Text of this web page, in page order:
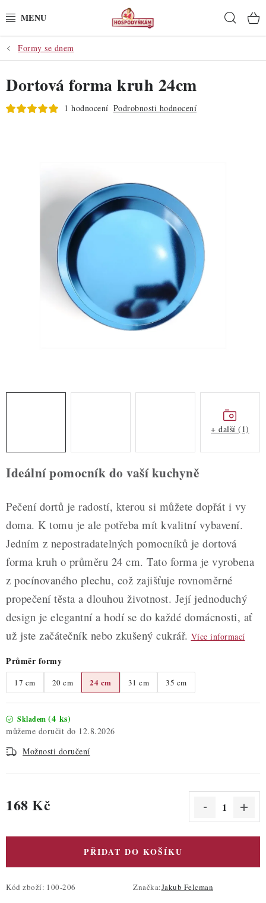
na
POTŘEBY
POMŮCKY
SUROVINY
POCHUTINY
ZDRAVÉ PEČENÍ
DÁRKOVÉ POUKAZY
TÉMATICKÉ PRODUKTY
NOVÉ ZBOŽÍ
Nepřevzetí zásilky na dobírku
Obchodní podmínky
Hodnocení obchodu
Blog
Moje objednávka
Formy se dnem
Ideální pomocník do vaší kuchyně
Pečení dortů je radostí, kterou si můžete dopřát i vy
doma. K tomu je ale potřeba mít kvalitní vybavení.
Jedním z nepostradatelných pomocníků je dortová
forma kruh o průměru 24 cm. Tato forma je vyrobena
z pocínovaného plechu, což zajišťuje rovnoměrné
propečení těsta a dlouhou životnost. Její jednoduchý
design je elegantní a hodí se do každé domácnosti, ať
už jste začátečník nebo zkušený cukrář. Více informací
Průměr formy
17 cm 20 cm 24 cm 31 cm 35 cm
Skladem (4 ks)
12.8.2026
Možnosti doručení
168 Kč
PŘIDAT DO KOŠÍKU
Kód zboží: 100-206 Značka:Jakub Felcman
Dortová forma kruh 24cm
1 hodnocení Podrobnosti hodnocení
+ další (1)